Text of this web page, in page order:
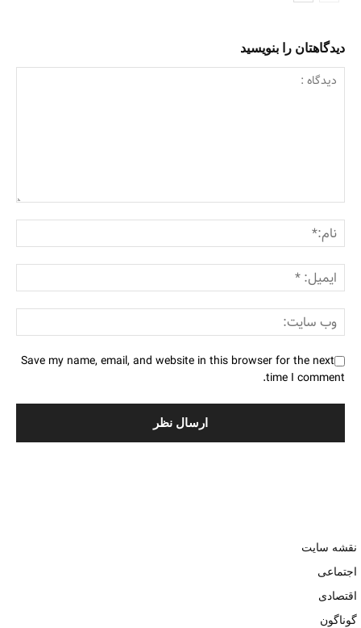
دیدگاهتان را بنویسید
Save my name, email, and website in this browser for the next
time I comment.
نقشه سایت
اجتماعی
اقتصادی
گوناگون